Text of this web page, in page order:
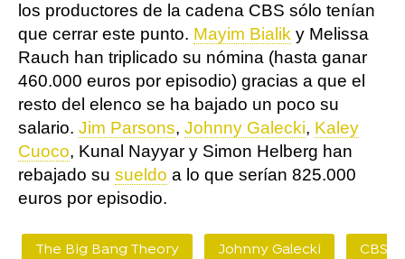
los productores de la cadena CBS sólo tenían
que cerrar este punto. Mayim Bialik y Melissa
Rauch han triplicado su nómina (hasta ganar
460.000 euros por episodio) gracias a que el
resto del elenco se ha bajado un poco su
salario. Jim Parsons, Johnny Galecki, Kaley
Cuoco, Kunal Nayyar y Simon Helberg han
rebajado su sueldo a lo que serían 825.000
euros por episodio.
The Big Bang Theory Johnny Galecki CBS